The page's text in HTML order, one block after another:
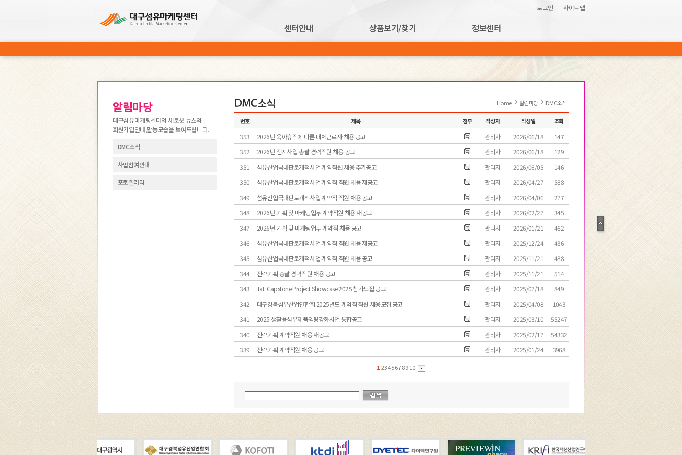
로그인 사이트맵
센터안내 상품보기/찾기
정보센터
알림마당
대구섬유마케팅센터의 새로운 뉴스와
회원가입안내,활동모습을 보여드립니다.
DMC소식
사업참여안내
포토갤러리
Home 알림마당 DMC소식
번호 제목 첨부 작성자 작성일 조회
353 2026년 육아휴직에 따른 대체근로자 채용 공고 관리자 2026/06/18
147
352
2026년 전시사업 총괄 경력직원 채용 공고 관리자 2026/06/18
129
351
섬유산업국내판로개척사업 계약직원 채용 추가공고 관리자 2026/06/05
146
350
섬유산업국내판로개척사업 계약직 직원 채용 재공고 관리자 2026/04/27
588
349
섬유산업국내판로개척사업 계약직 직원 채용 공고 관리자 2026/04/06
277
348
2026년 기획 및 마케팅업무 계약직원 채용 재공고 관리자 2026/02/27
345
347
2026년 기획 및 마케팅업무 계약직 채용 공고 관리자 2026/01/21
462
346
섬유산업국내판로개척사업 계약직 직원 채용 재공고 관리자 2025/12/24
436
345
섬유산업국내판로개척사업 계약직 직원 채용 공고 관리자 2025/11/21
488
344
전략기획 총괄 경력직원 채용 공고 관리자 2025/11/21
514
343
TaF Capstone Project Showcase 2025 참가모집 공고 관리자 2025/07/18
849
342
대구경북섬유산업연합회 2025년도 계약직 직원 채용모집 공고 관리자 2025/04/08
1043
341
2025 생활용섬유제품역량강화사업 통합공고 관리자 2025/03/10
55247
340
전략기획 계약직원 채용 재공고 관리자 2025/02/17
54332
339
전략기획 계약직원 채용 공고 관리자 2025/01/24 3968
1 2345678910